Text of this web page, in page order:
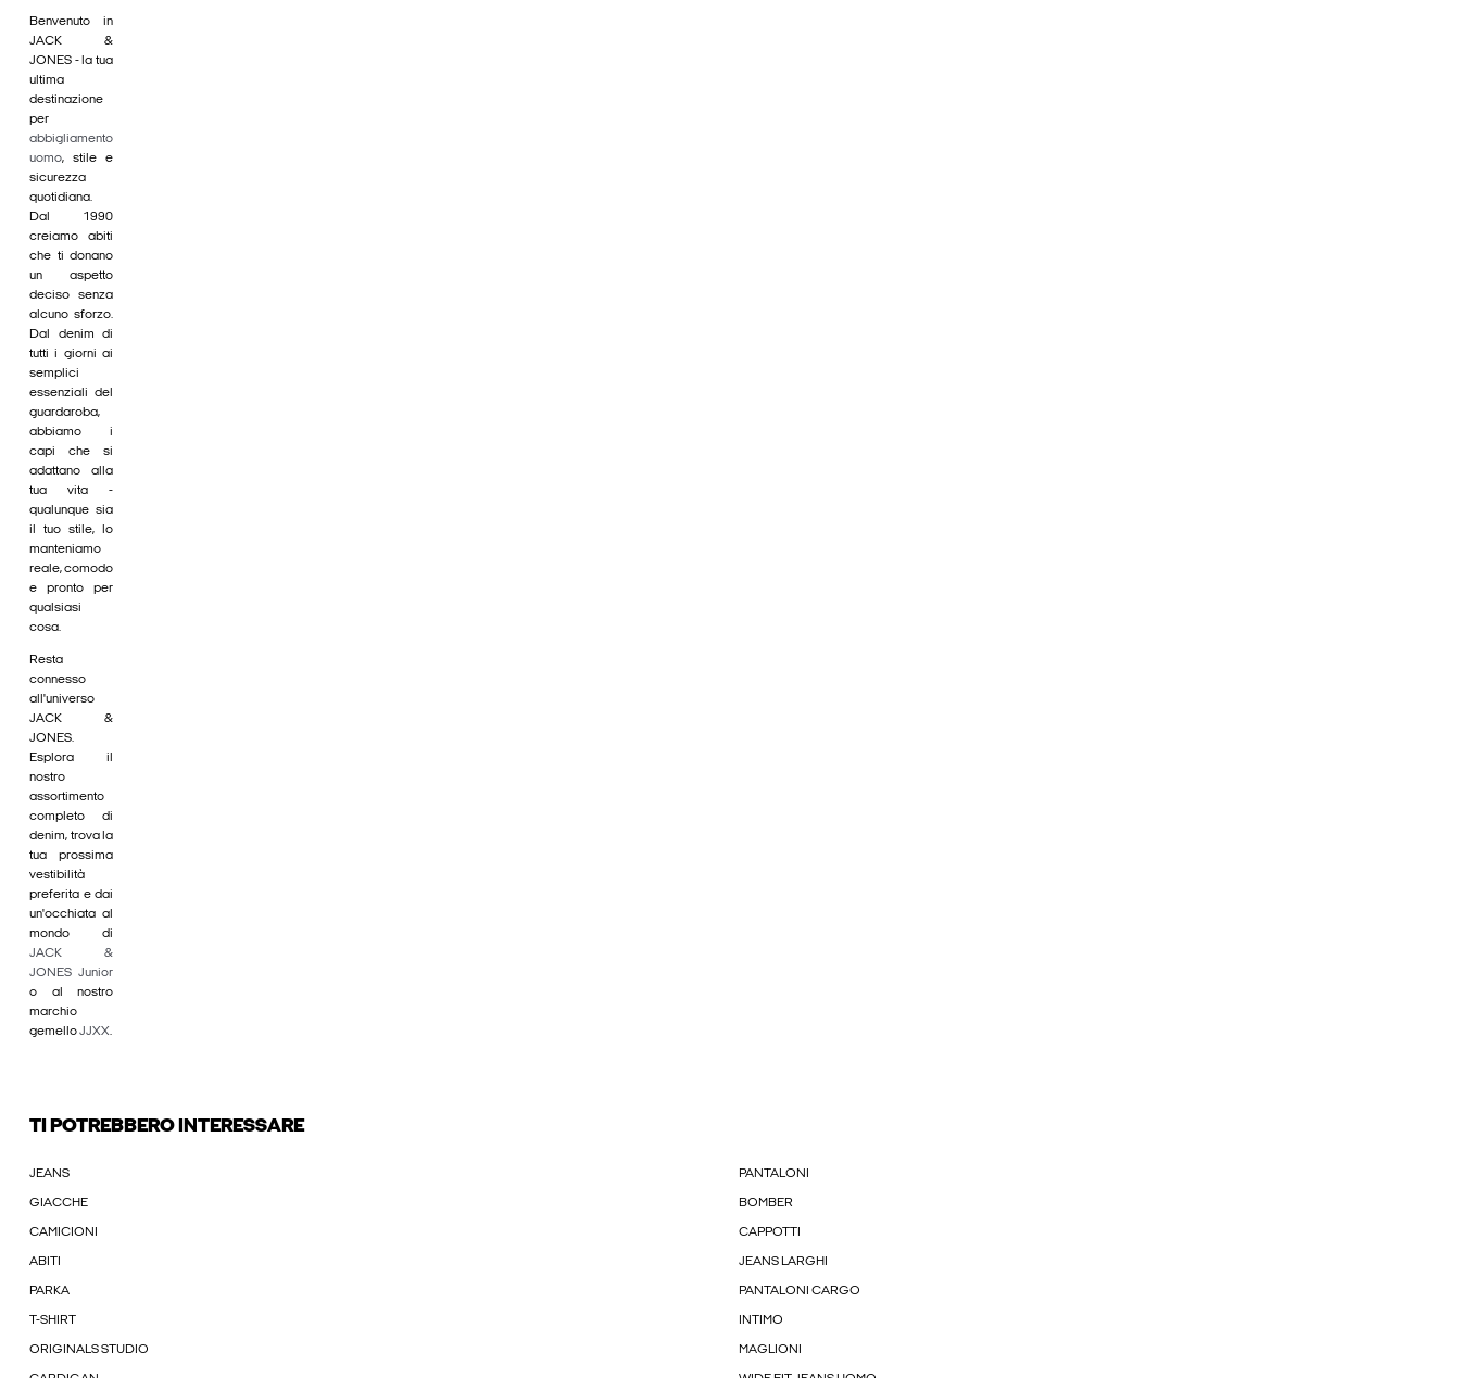
Benvenuto in
JACK &
JONES - la tua
ultima
destinazione
per
abbigliamento
uomo, stile e
sicurezza
quotidiana.
Dal 1990
creiamo abiti
che ti donano
un aspetto
deciso senza
alcuno sforzo.
Dal denim di
tutti i giorni ai
semplici
essenziali del
guardaroba,
abbiamo i
capi che si
adattano alla
tua vita -
qualunque sia
il tuo stile, lo
manteniamo
reale, comodo
e pronto per
qualsiasi
cosa.
Resta
connesso
all'universo
JACK &
JONES.
Esplora il
nostro
assortimento
completo di
denim, trova la
tua prossima
vestibilità
preferita e dai
un'occhiata al
mondo di
JACK &
JONES Junior
o al nostro
marchio
gemelloJJXX.
TI POTREBBERO INTERESSARE
JEANS PANTALONI
GIACCHE BOMBER
CAMICIONI CAPPOTTI
ABITI JEANS LARGHI
PARKA PANTALONI CARGO
T-SHIRT INTIMO
ORIGINALS STUDIO MAGLIONI